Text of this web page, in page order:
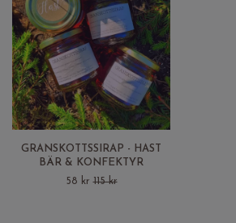
GRANSKOTTSSIRAP - HAST
BÄR & KONFEKTYR
58 kr115 kr